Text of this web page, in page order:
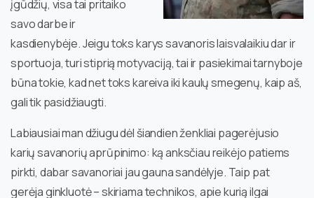
įgūdžių, visa tai pritaiko
savo darbe ir
kasdienybėje. Jeigu toks karys savanoris laisvalaikiu dar ir
sportuoja, turi stiprią motyvaciją, tai ir pasiekimai tarnyboje
būna tokie, kad net toks kareiva iki kaulų smegenų, kaip aš,
gali tik pasidžiaugti.
Labiausiai man džiugu dėl šiandien ženkliai pagerėjusio
karių savanorių aprūpinimo: ką anksčiau reikėjo patiems
pirkti, dabar savanoriai jau gauna sandėlyje. Taip pat
gerėja ginkluotė – skiriama technikos, apie kurią ilgai